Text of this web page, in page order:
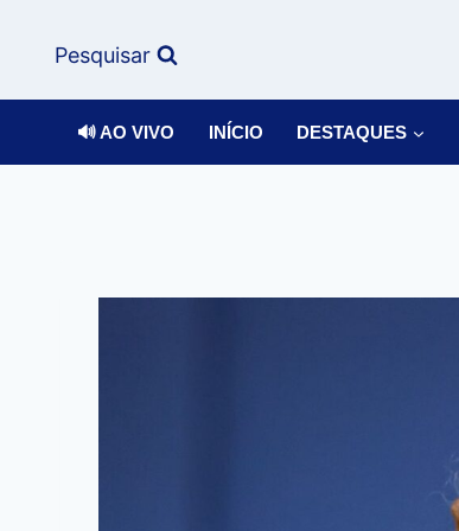
Pesquisar
🔊 AO VIVO INÍCIO DESTAQUES